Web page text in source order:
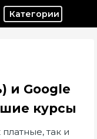
и Google
курсы
так и